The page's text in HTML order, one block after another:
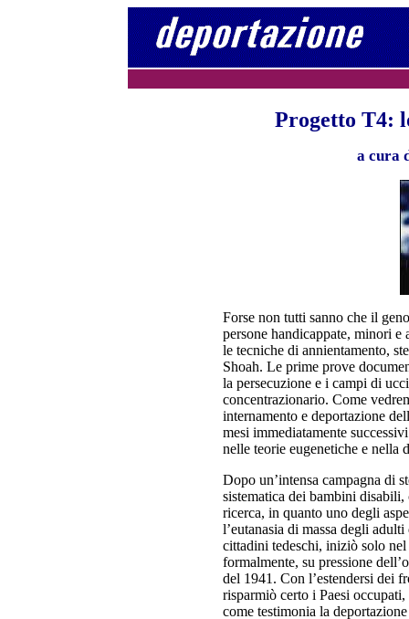
Progetto T4:
a cura
Forse non tutti sanno che il
persone handicappate, minori
le tecniche di annientamento,
Shoah. Le prime prove
la persecuzione e i campi di
concentrazionario. Come
internamento e deportazione
mesi immediatamente
nelle teorie eugenetiche e nella
Dopo un’intensa campagna di
sistematica dei bambini disabili,
ricerca, in quanto uno degli
l’eutanasia di massa degli
cittadini tedeschi, iniziò solo nel
formalmente, su pressione
del 1941. Con l’estendersi dei
risparmiò certo i Paesi
come testimonia la